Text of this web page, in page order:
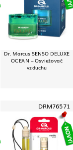
Dr. Marcus SENSO DELUXE
OCEAN – Osviežovač
vzduchu
DRM76571